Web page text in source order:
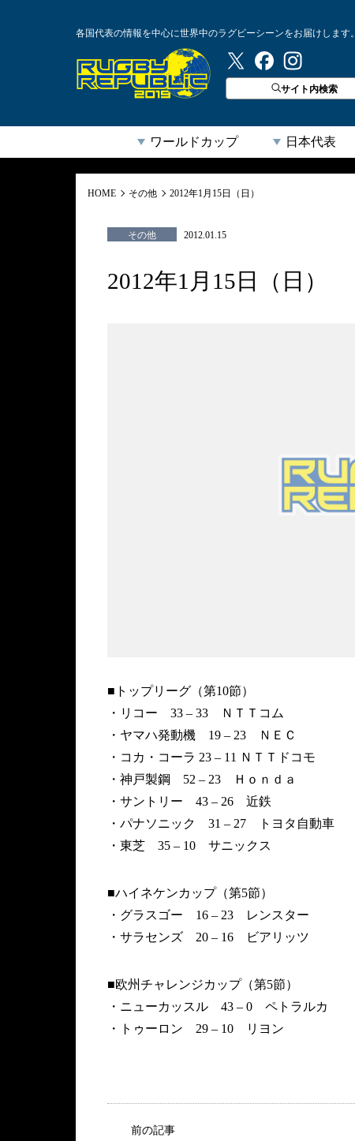
各国代表の情報を中心に世界中のラグビーシーンをお届けします。
ラグビーリパブリック
サイト内検索
ワールドカップ 日本代表
HOME その他 2012年1月15日（日）
その他 2012.01.15
2012年1月15日（日）
■トップリーグ（第10節）
・リコー 33 – 33 ＮＴＴコム
・ヤマハ発動機 19 – 23 ＮＥＣ
・コカ・コーラ 23 – 11 ＮＴＴドコモ
・神戸製鋼 52 – 23 Ｈｏｎｄａ
・サントリー 43 – 26 近鉄
・パナソニック 31 – 27 トヨタ自動車
・東芝 35 – 10 サニックス
■ハイネケンカップ（第5節）
・グラスゴー 16 – 23 レンスター
・サラセンズ 20 – 16 ビアリッツ
■欧州チャレンジカップ（第5節）
・ニューカッスル 43 – 0 ペトラルカ
・トゥーロン 29 – 10 リヨン
前の記事